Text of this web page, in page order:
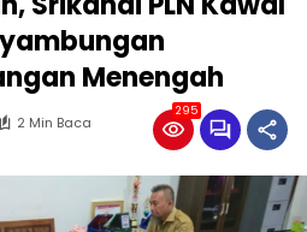
Menengah
2 Min Baca
295